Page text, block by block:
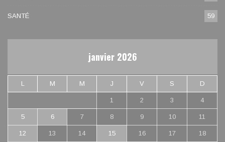
SANTÉ 59
janvier 2026
L M M J V S D
1 2 3 4
5 6 7 8 9 10 11
12 13 14 15 16 17 18